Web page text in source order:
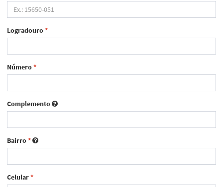
Logradouro*
Número*
Complemento
Bairro*
Celular*